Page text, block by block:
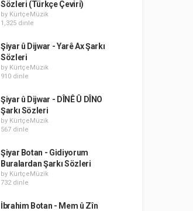
Sözleri (Türkçe Çeviri)
by KürtçeMüzik
1,325 dinle
Şiyar û Dijwar - Yarê Ax Şarkı
Sözleri
by KürtçeMüzik
910 dinle
Şiyar û Dijwar - DÎNÊ Û DÎNO
Şarkı Sözleri
by KürtçeMüzik
567 dinle
Şiyar Botan - Gidiyorum
Buralardan Şarkı Sözleri
by KürtçeMüzik
732 dinle
İbrahim Botan - Mem û Zîn